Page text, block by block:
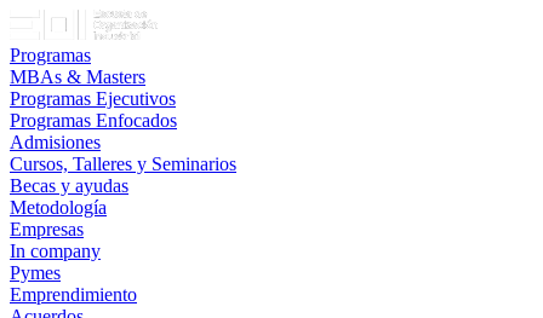
Programas
MBAs & Masters
Programas Ejecutivos
Programas Enfocados
Admisiones
Cursos, Talleres y Seminarios
Becas y ayudas
Metodología
Empresas
In company
Pymes
Emprendimiento